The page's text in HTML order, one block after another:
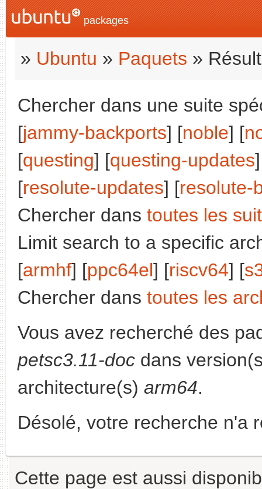
packages
» Ubuntu » Paquets »
Chercher dans une suite
[jammy-backports] [noble] [
[questing] [questing-updates
[resolute-updates] [resolute-
Chercher dans toutes les
Limit search to a specific
[armhf] [ppc64el] [riscv64] [
Chercher dans toutes les
Vous avez recherché des
petsc3.11-doc dans
architecture(s) arm64.
Désolé, votre recherche n'a
Cette page est aussi